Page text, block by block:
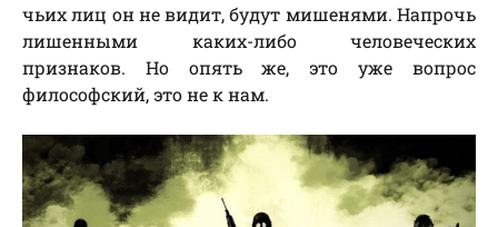
чьих лиц он не видит, будут мишенями. Напрочь
лишенными каких-либо человеческих
признаков. Но опять же, это уже вопрос
философский, это не к нам.